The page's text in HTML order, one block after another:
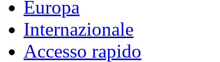
Europa
Internazionale
Accesso rapido